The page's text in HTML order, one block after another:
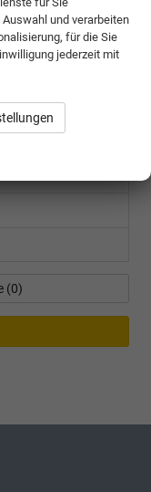
(0)
und verarbeiten
für die Sie
jederzeit mit